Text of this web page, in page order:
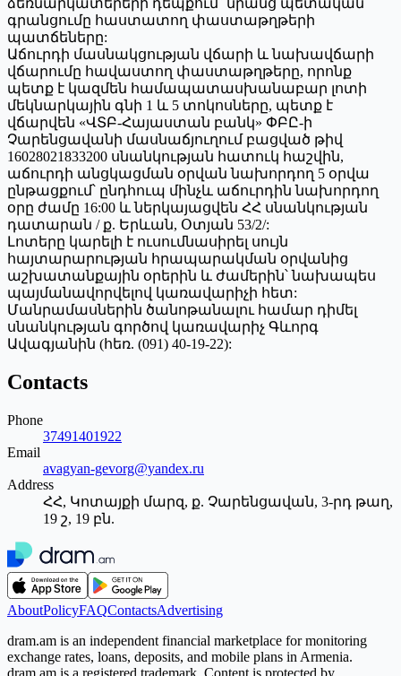
գրանցումը հաստատող փաստաթղթերի
պատճեները:
Աճուրդի մասնակցության վճարի և նախավճարի
վճարումը հավաստող փաստաթղթերը, որոնք
պետք է կազմեն համապատասխանաբար լոտի
մեկնարկային գնի 1 և 5 տոկոսները, պետք է
վճարվեն «ՎՏԲ-Հայաստան բանկ» ՓԲԸ-ի
Չարենցավանի մասնաճյուղում բացված թիվ
16028021833200 սնանկության հատուկ հաշվին,
աճուրդի անցկացման օրվան նախորդող 5 օրվա
ընթացքում՝ ընդհուպ մինչև աճուրդին նախորդող
օրը ժամը 16:00 և ներկայացվեն ՀՀ սնանկության
դատարան / ք. Երևան, Օտյան 53/2/:
Լոտերը կարելի է ուսումնասիրել սույն
հայտարարության հրապարակման օրվանից
աշխատանքային օրերին և ժամերին՝ նախապես
պայմանավորվելով կառավարիչի հետ:
Մանրամասներին ծանոթանալու համար դիմել
սնանկության գործով կառավարիչ Գևորգ
Ավագյանին (հեռ. (091) 40-19-22):
Contacts
Phone
37491401922
Email
avagyan-gevorg@yandex.ru
Address
ՀՀ, Կոտայքի մարզ, ք. Չարենցավան, 3-րդ թաղ,
19 շ, 19 բն.
AboutPolicyFAQContactsAdvertising
dram.am is an independent financial marketplace for monitoring
exchange rates, loans, deposits, and mobile plans in Armenia.
dram.am is a registered trademark. Content is protected by